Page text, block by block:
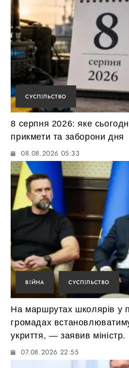
СУСПІЛЬСТВО
8 серпня 2026: яке
прикмети та заборони дня
08.08.2026 05:33
ВІЙНА СУСПІЛЬСТВО
На маршрутах школярів у
громадах
укриття, — заявив міністр.
07.08.2026 22:55